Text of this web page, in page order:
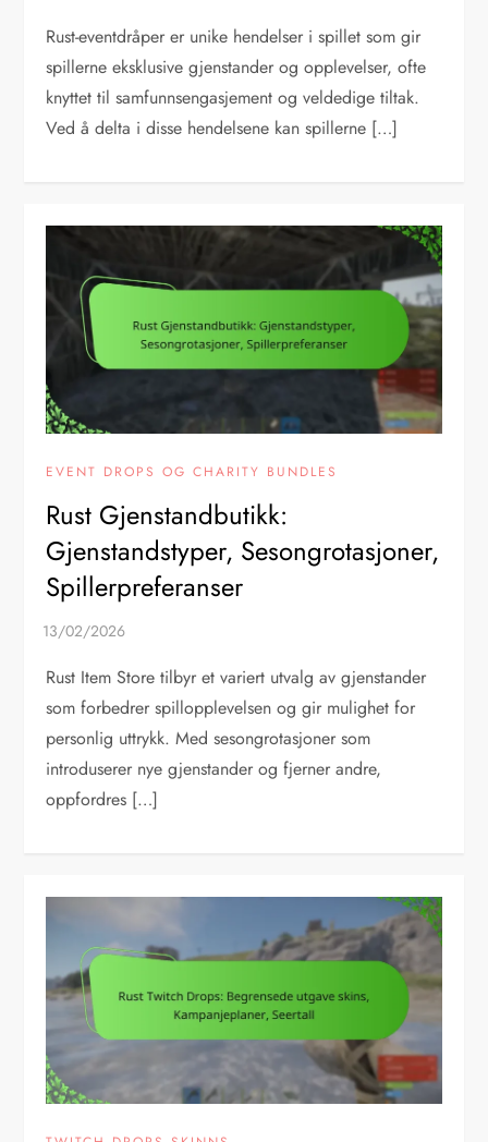
Rust-eventdråper er unike hendelser i spillet som gir
spillerne eksklusive gjenstander og opplevelser, ofte
knyttet til samfunnsengasjement og veldedige tiltak.
Ved å delta i disse hendelsene kan spillerne […]
EVENT DROPS OG CHARITY BUNDLES
Rust Gjenstandbutikk:
Gjenstandstyper, Sesongrotasjoner,
Spillerpreferanser
Rust Item Store tilbyr et variert utvalg av gjenstander
som forbedrer spillopplevelsen og gir mulighet for
personlig uttrykk. Med sesongrotasjoner som
introduserer nye gjenstander og fjerner andre,
oppfordres […]